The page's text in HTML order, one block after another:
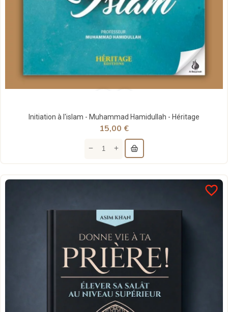
Initiation à l'islam - Muhammad Hamidullah - Héritage
15,00 €
favorite_border